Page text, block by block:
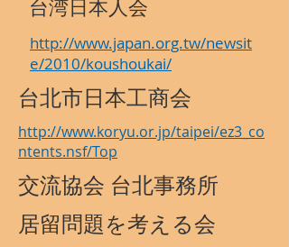
台湾日本人会
http://www.japan.org.tw/newsit
e/2010/koushoukai/
台北市日本工商会
http://www.koryu.or.jp/taipei/ez3_co
ntents.nsf/Top
交流協会 台北事務所
居留問題を考える会